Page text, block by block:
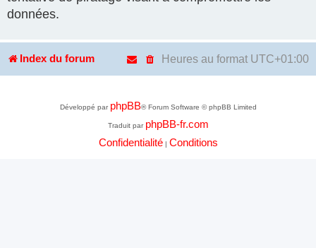
données.
Index du forum Heures au format UTC+01:00
Développé par phpBB® Forum Software © phpBB Limited
Traduit par phpBB-fr.com
Confidentialité| Conditions